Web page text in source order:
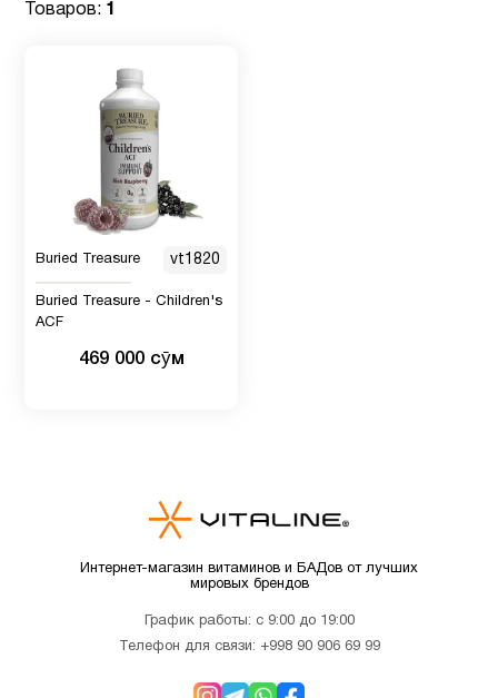
Магний 2
Микроэлементы
Минералы
Мужчинам 11
поступления
2
Товаров: 1
Buried Treasure vt1820
Buried Treasure - Children's
ACF
469 000 сӯм
Интернет-магазин витаминов и БАДов от лучших
мировых брендов
График работы: с 9:00 до 19:00
Телефон для связи: +998 90 906 69 99